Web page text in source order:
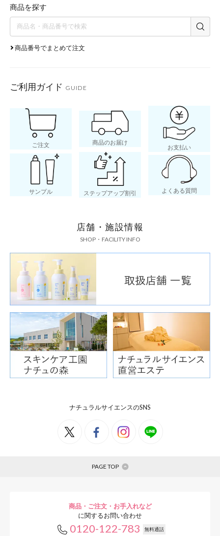
商品を探す
商品番号でまとめて注文
ご利用ガイド GUIDE
ご注文 商品のお届け
お支払い
サンプル ステップアップ割引 よくある質問
店舗・施設情報
SHOP・FACILITY INFO
ナチュラルサイエンスのSNS
PAGE TOP
商品・ご注文・お手入れなど
に関するお問い合わせ
0120-122-783 無料通話